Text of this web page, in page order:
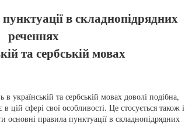
в складнопідрядних
реченнях
та сербській мовах
українській та сербській мовах доволі подібна,
цій сфері свої особливості. Це стосується також і
основні правила пунктуації в складнопідрядних